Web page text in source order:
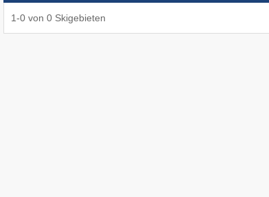
1-0 von 0 Skigebieten